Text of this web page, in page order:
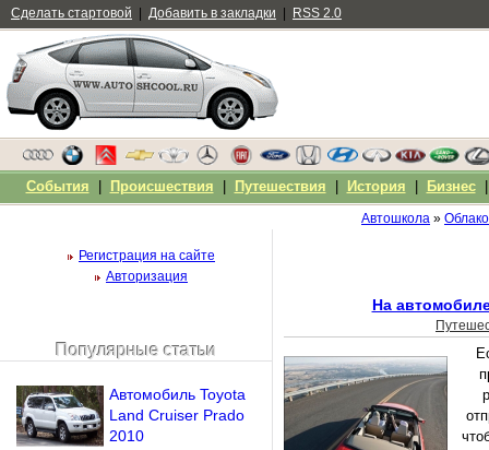
Автошкола »
На
Регистрация на сайте
Авторизация
Напомнить пароль?
Популярные статьи
Автомобиль Toyota
Land Cruiser Prado
2010
Сделать стартовой Добавить в закладки RSS 2.0
События Происшествия Путешествия История Бизнес